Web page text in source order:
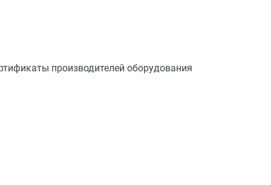
производителей оборудования